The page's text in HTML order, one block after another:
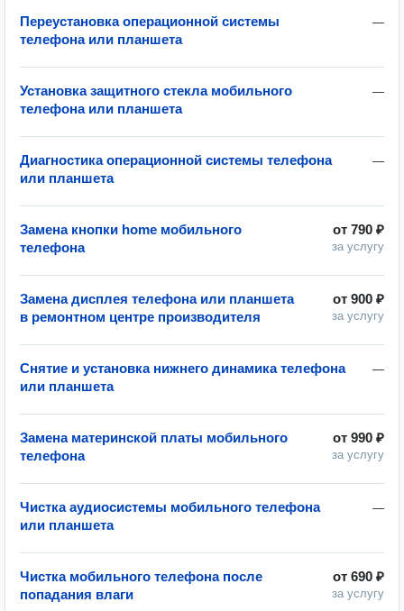
—
Переустановка операционной системы
телефона или планшета
—
Установка защитного стекла мобильного
телефона или планшета
—
Диагностика операционной системы телефона
или планшета
от 790 ₽
за услугу
Замена кнопки home мобильного
телефона
от 900 ₽
за услугу
Замена дисплея телефона или планшета
в ремонтном центре производителя
—
Снятие и установка нижнего динамика телефона
или планшета
от 990 ₽
за услугу
Замена материнской платы мобильного
телефона
—
Чистка аудиосистемы мобильного телефона
или планшета
от 690 ₽
за услугу
Чистка мобильного телефона после
попадания влаги